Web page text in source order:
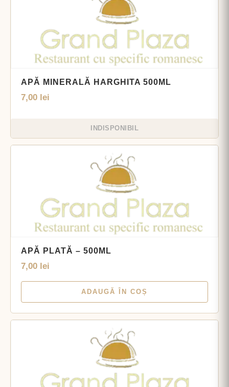
APĂ MINERALĂ HARGHITA 500ML
7,00 lei
INDISPONIBIL
APĂ PLATĂ – 500ML
7,00 lei
ADAUGĂ ÎN COȘ